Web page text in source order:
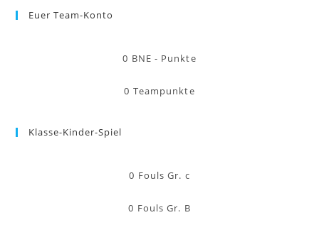
Euer Team-Konto
0 BNE - Punkte
0 Teampunkte
Klasse-Kinder-Spiel
0 Fouls Gr. c
0 Fouls Gr. B